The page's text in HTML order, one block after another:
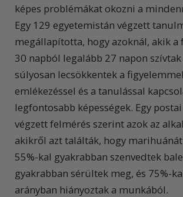
képes problémákat okozni a
Egy 129 egyetemistán végzett
megállapította, hogy azoknál, akik
30 napból legalább 27 napon
súlyosan lecsökkentek a
emlékezéssel és a tanulással
legfontosabb képességek. Egy
végzett felmérés szerint azok az
akikről azt találták, hogy
55%-kal gyakrabban szenvedtek
gyakrabban sérültek meg, és 75%-
arányban hiányoztak a munkából.